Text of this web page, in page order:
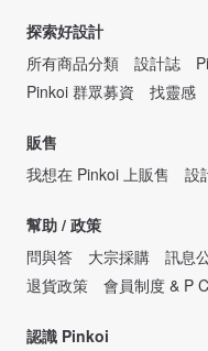
探索好設計
所有商品分類
設計誌
Pinkoi 群眾募資
找靈感
販售
我想在 Pinkoi 上販售
設
幫助 / 政策
問與答
大宗採購 訊息
退貨政策
會員制度 & P
認識 Pinkoi